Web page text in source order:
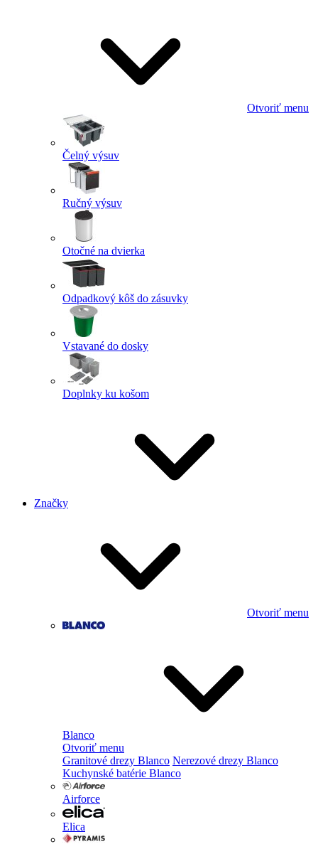
Otvoriť menu
Čelný výsuv
Ručný výsuv
Otočné na dvierka
Odpadkový kôš do zásuvky
Vstavané do dosky
Doplnky ku košom
Značky
Otvoriť menu
Blanco
Otvoriť menu
Granitové drezy Blanco Nerezové drezy Blanco
Kuchynské batérie Blanco
Airforce
Elica